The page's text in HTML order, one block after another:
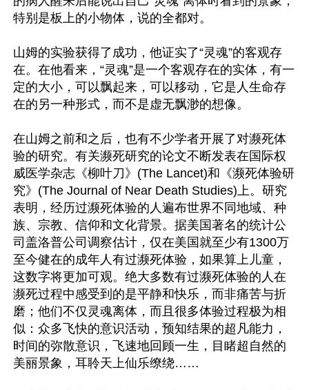
特别是板上的小物体，说的全都对。
山姆的实验获得了成功，他证实了“灵魂”的客观存
在。在他看来，“灵魂”是一个客观存在的实体，有一
定的大小，可以飘起来，可以移动，它是人生命存
在的另一种形式，而不是虚无飘渺的想像。
在山姆之前和之后，也有不少学者开展了对濒死体
验的研究。有关濒死研究的论文不断发表在国际权
威医学杂志《柳叶刀》(The Lancet)和《濒死体验研
究》(The Journal of Near Death Studies)上。研究
表明，经历过濒死体验的人遍布世界不同地域、种
族、宗教、信仰和文化背景。据美国著名的统计公
司盖洛普公司调察估计，仅在美国就至少有1300万
至今健在的成年人有过濒死体验，如果算上儿童，
这数字将更加可观。绝大多数有过濒死体验的人在
濒死过程中感受到的是平静和快乐，而非痛苦与折
磨；他们不仅灵魂离体，而且很多体验过程极为相
似：众多飞快的意识活动，预知结果的超凡能力，
时间的弥散意识，飞速地回顾一生，目睹超自然的
美丽景象，耳聆天上仙乐缭绕……